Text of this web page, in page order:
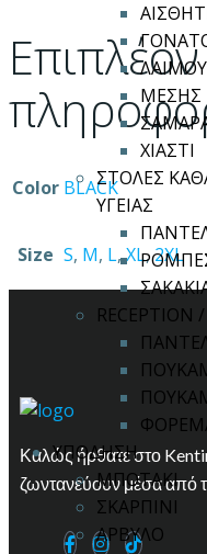
ΛΑΙΜΟΥ
ΜΕΣΗΣ
ΧΙΑΣΤΙ
ΣΤΟΛΕΣ
ΥΓΕΙΑΣ
RECEPTION /
ΥΠΟΔΗΣΗ
ΜΠΟΤΑΚΙ
ΣΚΑΡΠΙΝΙ
ΑΡΒΥΛΟ
Επιπλέον
Color BLACK
Size S, M, L,XL,2XL
Καλώς ήρθατε στο
ζωντανεύουν μέσα από